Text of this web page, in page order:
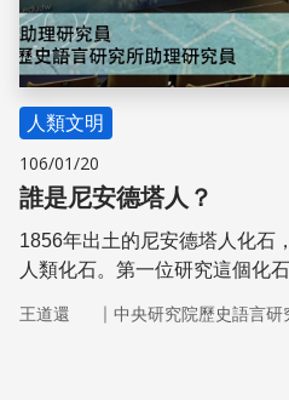
人類文明
106/01/20
誰是尼安德塔人？
1856年出土的尼安德塔人化石
人類化石。第一位研究這個化
師、醫學院教授的「副業」，
王道還 ｜ 中央研究院歷史語言研